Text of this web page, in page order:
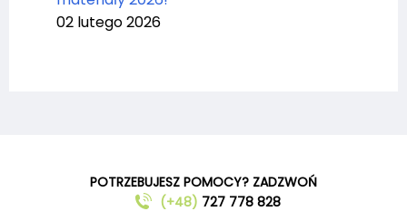
02 lutego 2026
POTRZEBUJESZ POMOCY? ZADZWOŃ
(+48) 727 778 828